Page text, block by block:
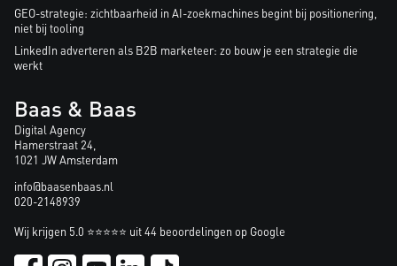
GEO-strategie: zichtbaarheid in AI-zoekmachines begint bij positionering,
niet bij tooling
LinkedIn adverteren als B2B marketeer: zo bouw je een strategie die
werkt
Baas & Baas
Digital Agency
Hamerstraat 24,
1021 JW Amsterdam
info@baasenbaas.nl
020-2148939
Wij krijgen 5.0 ⭐⭐⭐⭐⭐ uit 44 beoordelingen op Google